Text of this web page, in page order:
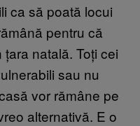
ca să poată locui
pentru că
natală. Toți cei
sau nu
vor rămâne pe
alternativă. E o